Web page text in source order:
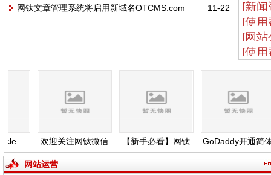
11-22
网钛文章管理系统将启用新域名OTCMS.com
[新
[使
[网
[使
欢迎关注网钛微信
公众号，功能更新
(04.06)
【新手必看】网钛
CMS建站教程
GoDaddy开通简体
中文网站
网站运营